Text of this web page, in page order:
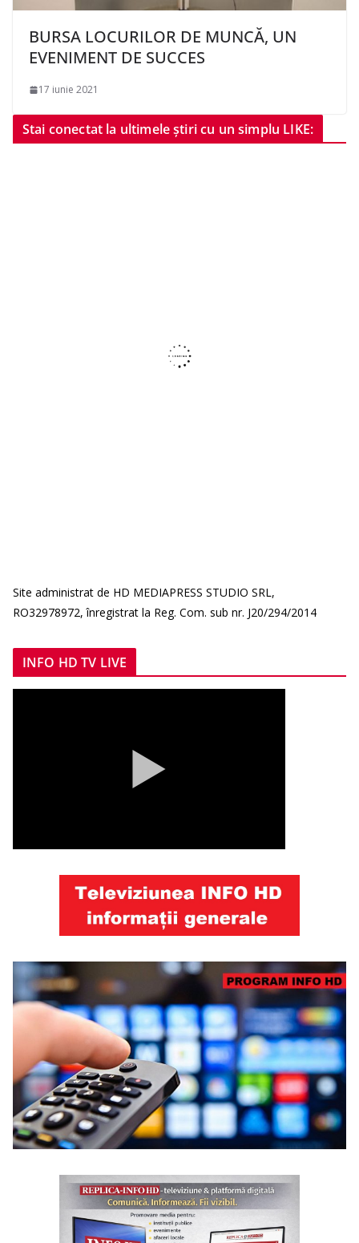
BURSA LOCURILOR DE MUNCĂ, UN
EVENIMENT DE SUCCES
17 iunie 2021
Stai conectat la ultimele știri cu un simplu LIKE:
Site administrat de HD MEDIAPRESS STUDIO SRL,
RO32978972, înregistrat la Reg. Com. sub nr. J20/294/2014
INFO HD TV LIVE